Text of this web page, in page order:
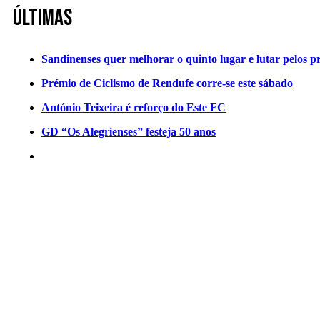
Últimas
Sandinenses quer melhorar o quinto lugar e lutar pelos
Prémio de Ciclismo de Rendufe corre-se este sábado
António Teixeira é reforço do Este FC
GD “Os Alegrienses” festeja 50 anos